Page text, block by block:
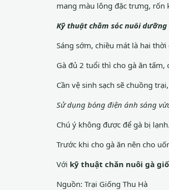
mang màu lông đặc trưng,
Kỹ thuật chăm sóc nuôi dưỡng
Sáng sớm, chiều mát là hai
Gà đủ 2 tuổi thì cho gà ăn
Cần vệ sinh sạch sẽ chuồng
Sử dụng bóng điện ánh sáng
Chú ý không được để gà bị
Trước khi cho gà ăn nên cho
Với kỹ thuật chăn nuôi gà
Nguồn: Trại Giống Thu Hà